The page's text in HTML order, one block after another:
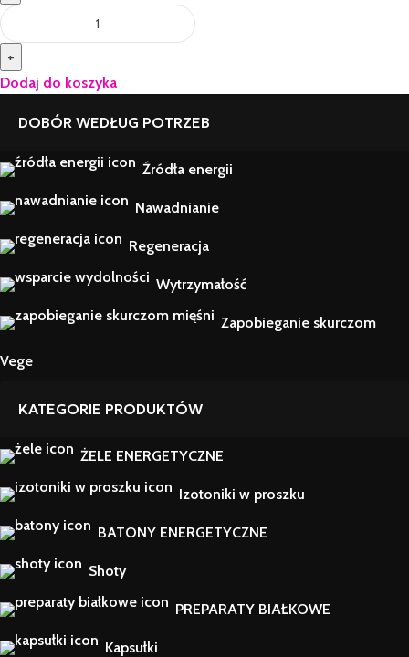
+
Dodaj do koszyka
DOBÓR WEDŁUG POTRZEB
Źródła energii
Nawadnianie
Regeneracja
Wytrzymałość
Zapobieganie skurczom
Vege
KATEGORIE PRODUKTÓW
ŻELE ENERGETYCZNE
Izotoniki w proszku
BATONY ENERGETYCZNE
Shoty
PREPARATY BIAŁKOWE
Kapsułki